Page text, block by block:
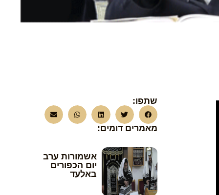
שתפו:
מאמרים דומים:
אשמורות ערב
יום הכפורים
באלעד